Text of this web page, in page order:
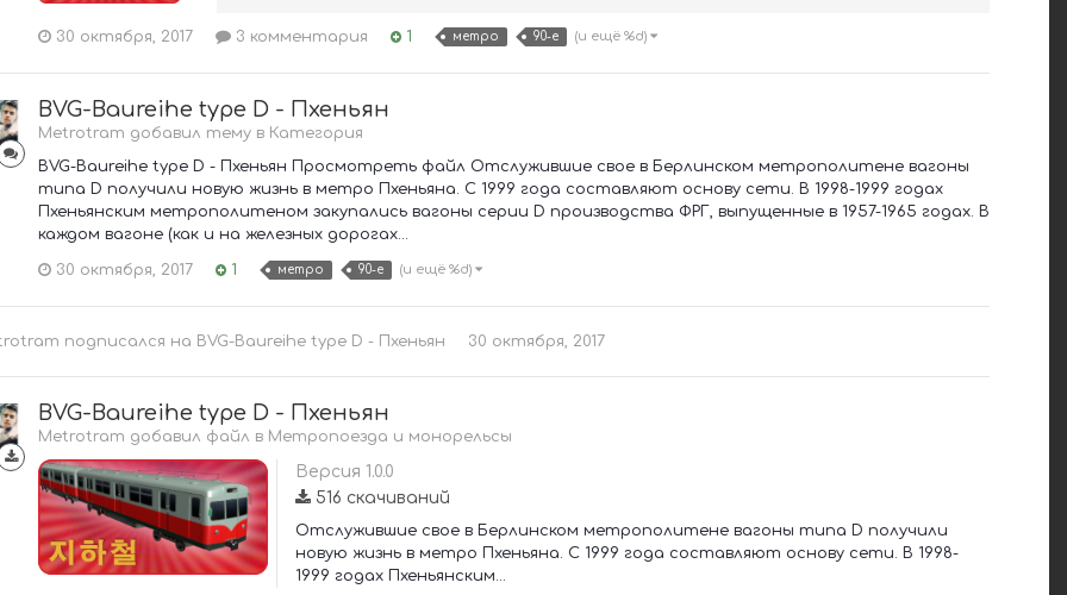
30 октября, 2017 3 комментария 1 метро 90-е (и ещё %d)
BVG-Baureihe type D - Пхеньян
Metrotram добавил тему в Категория
BVG-Baureihe type D - Пхеньян Просмотреть файл Отслужившие свое в Берлинском метрополитене вагоны
типа D получили новую жизнь в метро Пхеньяна. С 1999 года составляют основу сети. В 1998-1999 годах
Пхеньянским метрополитеном закупались вагоны серии D производства ФРГ, выпущенные в 1957-1965 годах. В
каждом вагоне (как и на железных дорогах...
30 октября, 2017 1 метро 90-е (и ещё %d)
подписался на BVG-Baureihe type D - Пхеньян 30 октября, 2017
BVG-Baureihe type D - Пхеньян
Metrotram добавил файл в Метропоезда и монорельсы
Версия 1.0.0
516 скачиваний
Отслужившие свое в Берлинском метрополитене вагоны типа D получили
новую жизнь в метро Пхеньяна. С 1999 года составляют основу сети. В 1998-
1999 годах Пхеньянским...